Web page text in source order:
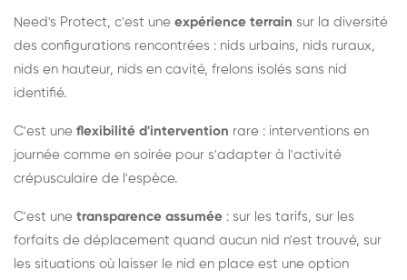
Need's Protect, c'est une expérience terrain sur la diversité
des configurations rencontrées : nids urbains, nids ruraux,
nids en hauteur, nids en cavité, frelons isolés sans nid
identifié.
C'est une flexibilité d'intervention rare : interventions en
journée comme en soirée pour s'adapter à l'activité
crépusculaire de l'espèce.
C'est une transparence assumée : sur les tarifs, sur les
forfaits de déplacement quand aucun nid n'est trouvé, sur
les situations où laisser le nid en place est une option